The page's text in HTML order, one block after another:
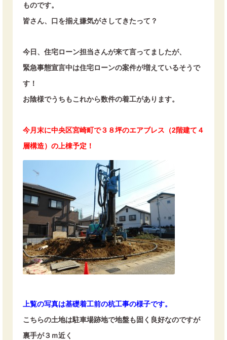
ものです。
皆さん、口を揃え嫌気がさしてきたって？
今日、住宅ローン担当さんが来て言ってましたが、
緊急事態宣言中は住宅ローンの案件が増えているそうで
す！
お陰様でうちもこれから数件の着工があります。
今月末に中央区宮崎町で３８坪のエアブレス（2階建て４
層構造）の上棟予定！
上覧の写真は基礎着工前の杭工事の様子です。
こちらの土地は駐車場跡地で地盤も固く良好なのですが
裏手が３ｍ近く